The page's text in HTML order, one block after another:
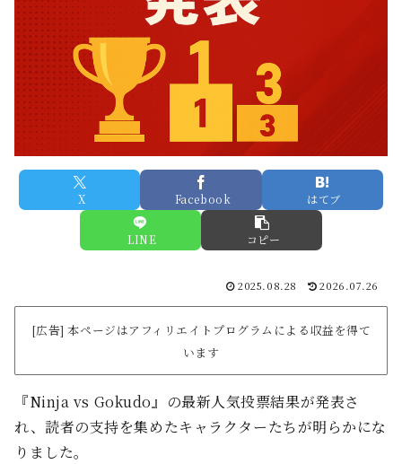
X Facebook はてブ
LINE コピー
2025.08.28 2026.07.26
[広告] 本ページはアフィリエイトプログラムによる収益を得て
います
『Ninja vs Gokudo』の最新人気投票結果が発表さ
れ、読者の支持を集めたキャラクターたちが明らかにな
りました。